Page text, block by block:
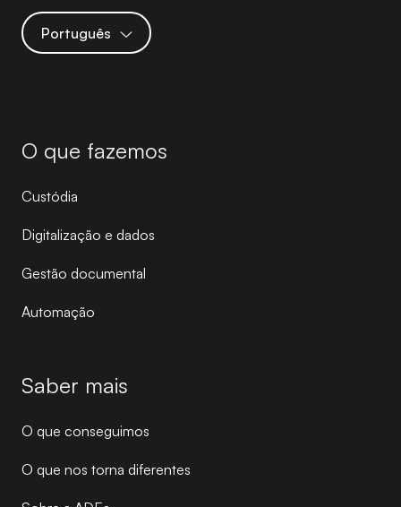
Português
O que fazemos
Custódia
Digitalização e dados
Gestão documental
Automação
Saber mais
O que conseguimos
O que nos torna diferentes